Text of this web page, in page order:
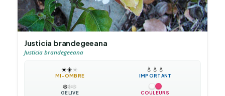
Justicia brandegeeana
Justicia brandegeeana
☀️☀️☀️
MI-OMBRE
💧 💧 💧
IMPORTANT
❄️❄️❄️
GÉLIVE COULEURS